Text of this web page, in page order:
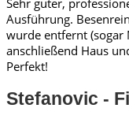
Sehr guter,
Ausführung.
wurde entfernt (sogar
anschließend Haus
Perfekt!
Stefanovic -